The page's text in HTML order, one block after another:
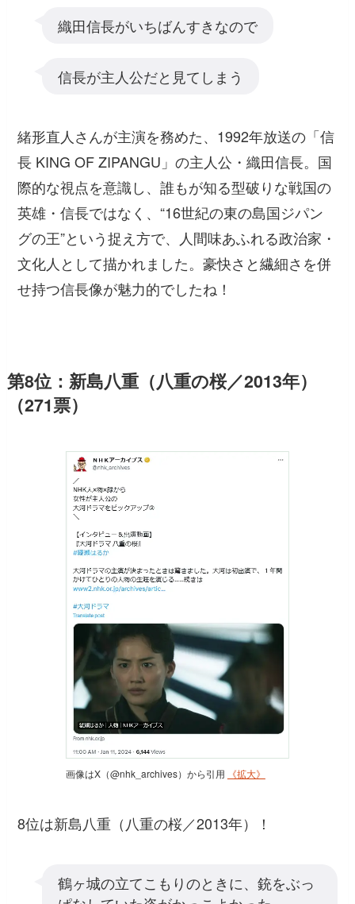
織田信長がいちばんすきなので
信長が主人公だと見てしまう
緒形直人さんが主演を務めた、1992年放送の「信
長 KING OF ZIPANGU」の主人公・織田信長。国
際的な視点を意識し、誰もが知る型破りな戦国の
英雄・信長ではなく、“16世紀の東の島国ジパン
グの王”という捉え方で、人間味あふれる政治家・
文化人として描かれました。豪快さと繊細さを併
せ持つ信長像が魅力的でしたね！
第8位：新島八重（八重の桜／2013年）
（271票）
画像はX（@nhk_archives）から引用 《拡大》
8位は新島八重（八重の桜／2013年）！
鶴ヶ城の立てこもりのときに、銃をぶっ